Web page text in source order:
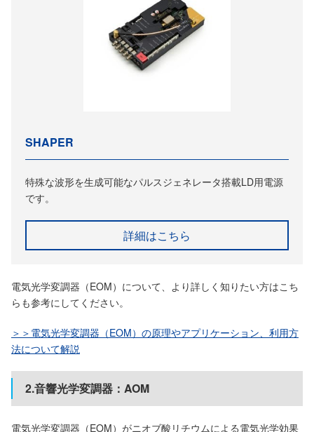
SHAPER
特殊な波形を生成可能なパルスジェネレータ搭載LD用電源
です。
詳細はこちら
電気光学変調器（EOM）について、より詳しく知りたい方はこち
らも参考にしてください。
＞＞電気光学変調器（EOM）の原理やアプリケーション、利用方
法について解説
2.音響光学変調器：AOM
電気光学変調器（EOM）がニオブ酸リチウムによる電気光学効果